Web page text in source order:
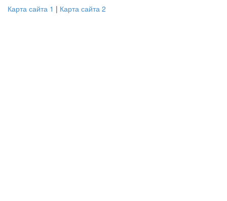
Карта сайта 1 | Карта сайта 2